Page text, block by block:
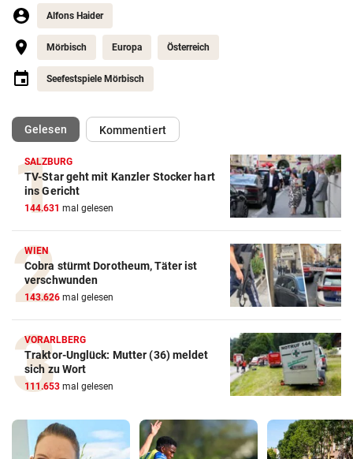
Alfons Haider
Mörbisch Europa Österreich
Seefestspiele Mörbisch
Gelesen(ausgewählt)Kommentiert
SALZBURG
TV-Star geht mit Kanzler Stocker hart
ins Gericht
144.631 mal gelesen
WIEN
Cobra stürmt Dorotheum, Täter ist
verschwunden
143.626 mal gelesen
VORARLBERG
Traktor-Unglück: Mutter (36) meldet
sich zu Wort
111.653 mal gelesen